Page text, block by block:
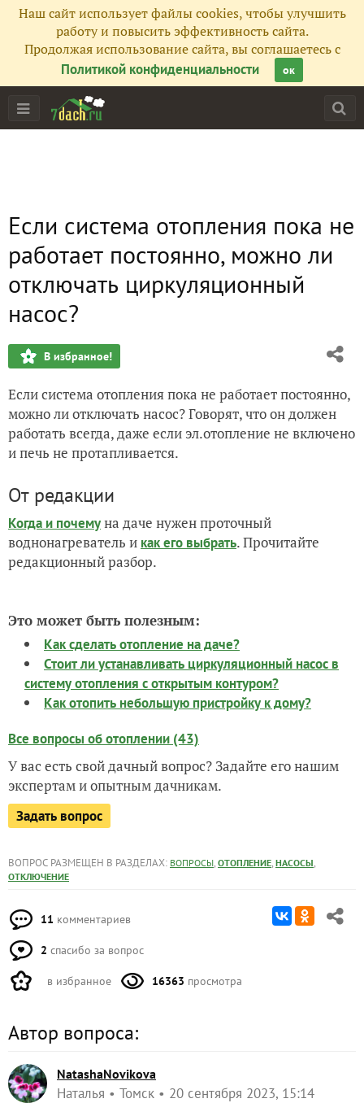
Наш сайт использует файлы cookies, чтобы улучшить
работу и повысить эффективность сайта.
Продолжая использование сайта, вы соглашаетесь с
Политикой конфиденциальности
ок
Если система отопления пока не
работает постоянно, можно ли
отключать циркуляционный
насос?
В избранное!
Если система отопления пока не работает постоянно,
можно ли отключать насос? Говорят, что он должен
работать всегда, даже если эл.отопление не включено
и печь не протапливается.
От редакции
Когда и почемуна даче нужен проточный
воднонагреватель и как его выбрать. Прочитайте
редакционный разбор.
Это может быть полезным:
Как сделать отопление на даче?
Стоит ли устанавливать циркуляционный насос в
систему отопления с открытым контуром?
Как отопить небольшую пристройку к дому?
Все вопросы об отоплении (43)
У вас есть свой дачный вопрос? Задайте его нашим
экспертам и опытным дачникам.
Задать вопрос
ВОПРОС РАЗМЕЩЕН В РАЗДЕЛАХ: ВОПРОСЫ, ОТОПЛЕНИЕ, НАСОСЫ,
ОТКЛЮЧЕНИЕ
11 комментариев
2 спасибо за вопрос
в избранное 16363 просмотра
Автор вопроса:
NatashaNovikova
Наталья Томск 20 сентября 2023, 15:14